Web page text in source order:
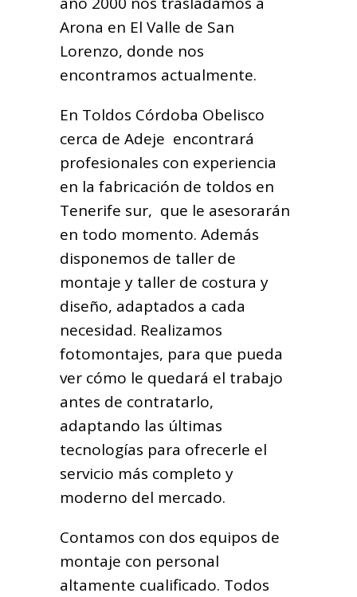
Arona en El Valle de San
Lorenzo, donde nos
encontramos actualmente.
En Toldos Córdoba Obelisco
cerca de Adeje encontrará
profesionales con experiencia
en la fabricación de toldos en
Tenerife sur, que le asesorarán
en todo momento. Además
disponemos de taller de
montaje y taller de costura y
diseño, adaptados a cada
necesidad. Realizamos
fotomontajes, para que pueda
ver cómo le quedará el trabajo
antes de contratarlo,
adaptando las últimas
tecnologías para ofrecerle el
servicio más completo y
moderno del mercado.
Contamos con dos equipos de
montaje con personal
altamente cualificado. Todos